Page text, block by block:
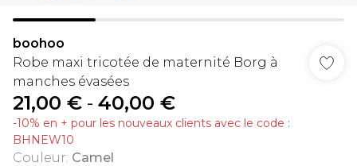
boohoo
Robe maxi tricotée de maternité Borg à
manches évasées
21,00 € - 40,00 €
-10% en + pour les nouveaux clients avec le code :
BHNEW10
Couleur: Camel